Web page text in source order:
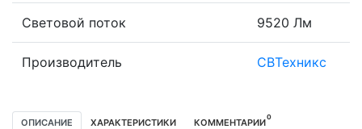
Световой поток 9520 Лм
Производитель СВТехникс
ОПИСАНИЕ ХАРАКТЕРИСТИКИ КОММЕНТАРИИ0